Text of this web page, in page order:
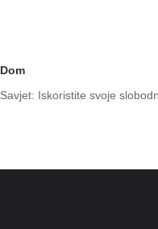
Dom
Savjet: Iskoristite svoje